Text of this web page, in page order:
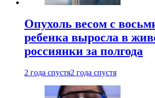
Опухоль весом с
ребенка выросла в
россиянки за полгода
2 года спустя2 года спустя